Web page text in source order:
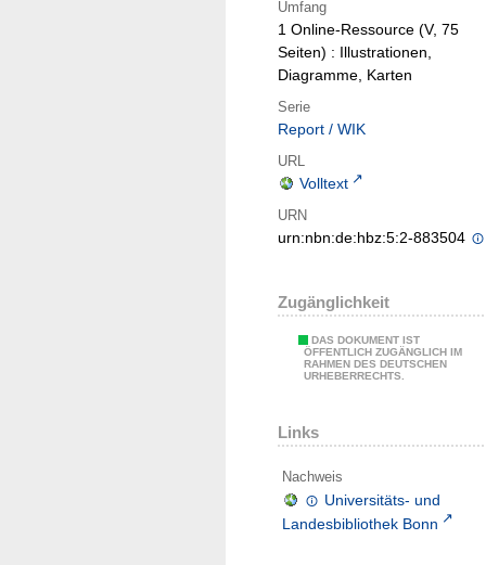
Umfang
1 Online-Ressource (V, 75
Seiten) : Illustrationen,
Diagramme, Karten
Serie
Report / WIK
URL
Volltext
URN
urn:nbn:de:hbz:5:2-883504
Zugänglichkeit
DAS DOKUMENT IST
ÖFFENTLICH ZUGÄNGLICH IM
RAHMEN DES DEUTSCHEN
URHEBERRECHTS.
Links
Nachweis
Universitäts- und
Landesbibliothek Bonn